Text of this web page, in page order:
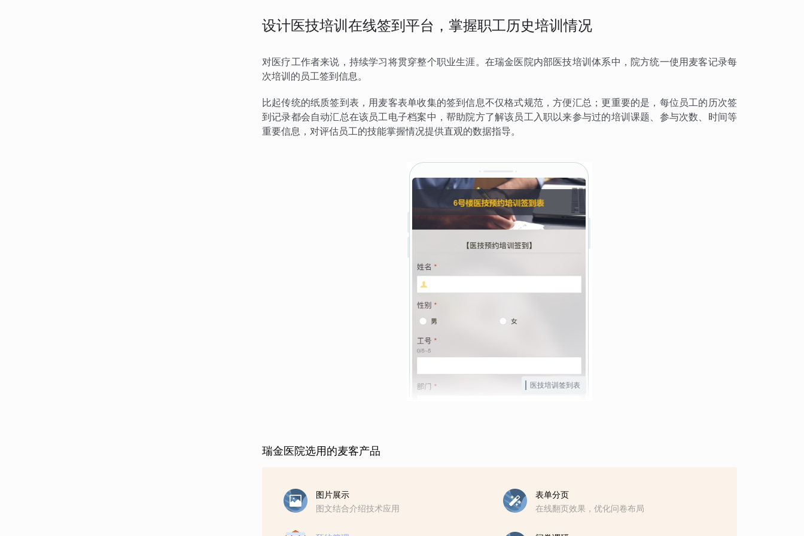
设计医技培训在线签到平台，掌握职工历史培训情况
对医疗工作者来说，持续学习将贯穿整个职业生涯。在瑞金医院内部医技培训体系中，院方统一使用麦客记录每
次培训的员工签到信息。
比起传统的纸质签到表，用麦客表单收集的签到信息不仅格式规范，方便汇总；更重要的是，每位员工的历次签
到记录都会自动汇总在该员工电子档案中，帮助院方了解该员工入职以来参与过的培训课题、参与次数、时间等
重要信息，对评估员工的技能掌握情况提供直观的数据指导。
医技培训签到表
瑞金医院选用的麦客产品
图片展示
图文结合介绍技术应用
表单分页
在线翻页效果，优化问卷布局